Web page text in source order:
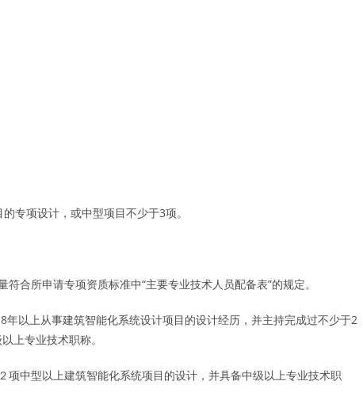
项设计，或中型项目不少于3项。
所申请专项资质标准中“主要专业技术人员配备表”的规定。
以上从事建筑智能化系统设计项目的设计经历，并主持完成过不少于2
上专业技术职称。
中型以上建筑智能化系统项目的设计，并具备中级以上专业技术职